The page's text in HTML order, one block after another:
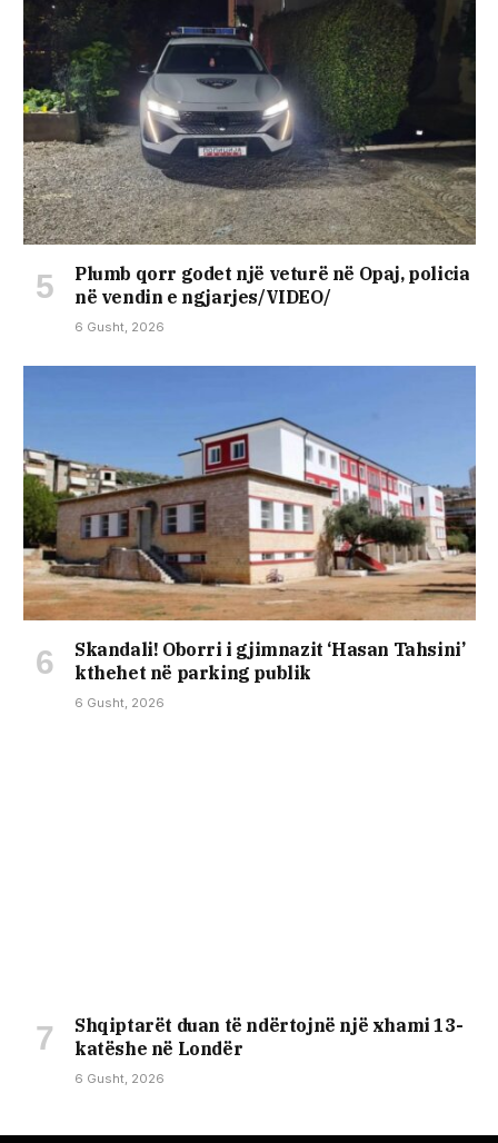
Plumb qorr godet një veturë në Opaj, policia
në vendin e ngjarjes/VIDEO/
6 Gusht, 2026
Skandali! Oborri i gjimnazit ‘Hasan Tahsini’
kthehet në parking publik
6 Gusht, 2026
Shqiptarët duan të ndërtojnë një xhami 13-
katëshe në Londër
6 Gusht, 2026